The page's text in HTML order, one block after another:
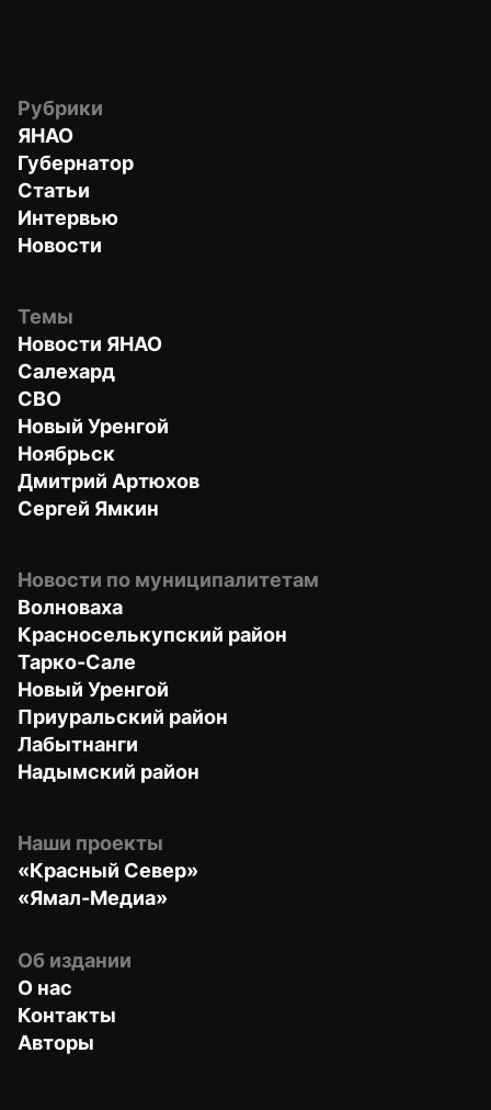
Рубрики
ЯНАО
Губернатор
Статьи
Интервью
Новости
Темы
Новости ЯНАО
Салехард
СВО
Новый Уренгой
Ноябрьск
Дмитрий Артюхов
Сергей Ямкин
Новости по муниципалитетам
Волноваха
Красноселькупский район
Тарко-Сале
Новый Уренгой
Приуральский район
Лабытнанги
Надымский район
Наши проекты
«Красный Север»
«Ямал-Медиа»
Об издании
О нас
Контакты
Авторы